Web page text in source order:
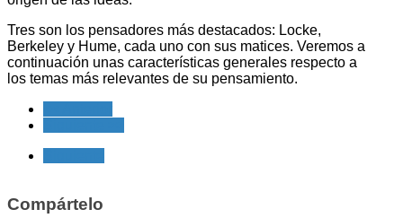
Tres son los pensadores más destacados: Locke,
Berkeley y Hume, cada uno con sus matices. Veremos a
continuación unas características generales respecto a
los temas más relevantes de su pensamiento.
Compártelo